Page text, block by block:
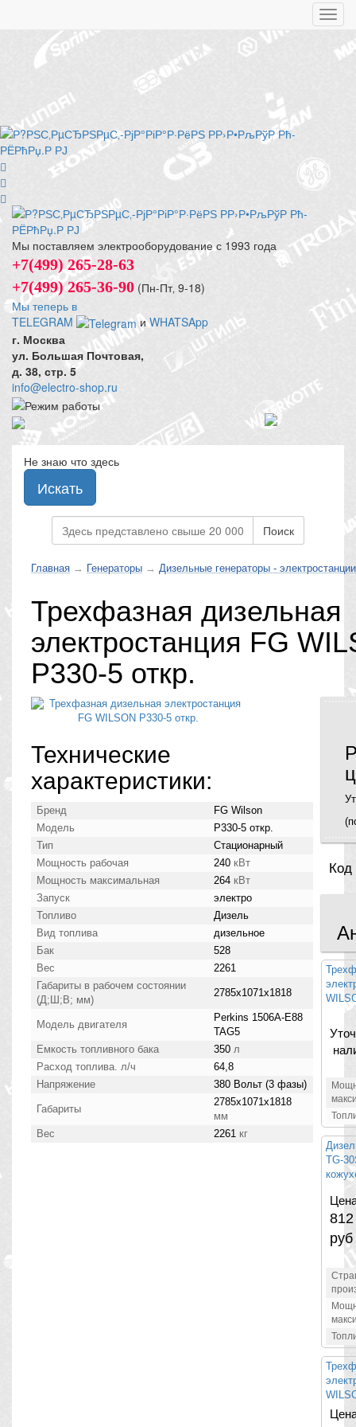
Мы поставляем электрооборудование с 1993 года
+7(499) 265-28-63
+7(499) 265-36-90 (Пн-Пт‚ 9-18)
Мы теперь в
TELEGRAM
иWHATSApp
г. Москва
ул. Большая Почтовая,
д. 38, стр. 5
info@electro-shop.ru
Не знаю что здесь
Искать
Поиск
Главная → Генераторы → Дизельные генераторы - электростанции
Трехфазная дизельная
электростанция FG
P330-5 откр.
Технические
характеристики:
Бренд
FG Wilson
Модель
P330-5 откр.
Тип
Стационарный
Мощность рабочая
240 кВт
Мощность максимальная
264 кВт
Запуск
электро
Топливо
Дизель
Вид топлива
дизельное
Бак
528
Вес
2261
Габариты в рабочем состоянии
(Д;Ш;В; мм)
2785х1071х1818
Модель двигателя
Perkins 1506A-E88
TAG5
Емкость топливного бака
350 л
Расход топлива. л/ч
64,8
Напряжение
380 Вольт (3 фазы)
Габариты
2785х1071х1818
мм
Вес
2261 кг
Код
TG-
руб